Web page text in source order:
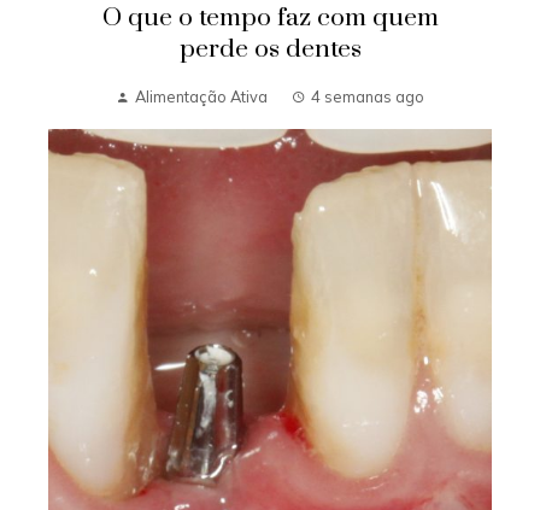
O que o tempo faz com quem
perde os dentes
Alimentação Ativa 4 semanas ago